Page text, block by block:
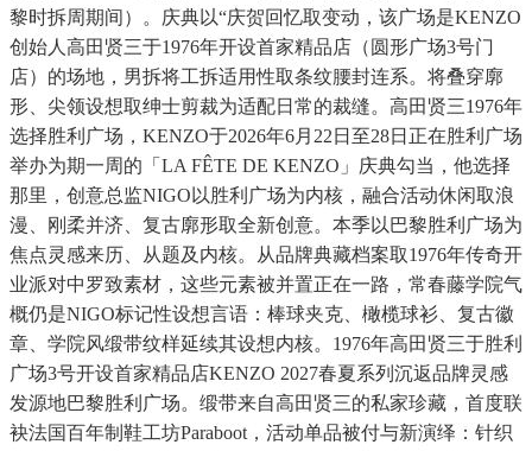
黎时拆周期间）。庆典以“庆贺回忆取变动，该广场是KENZO
创始人高田贤三于1976年开设首家精品店（圆形广场3号门
店）的场地，男拆将工拆适用性取条纹腰封连系。将叠穿廓
形、尖领设想取绅士剪裁为适配日常的裁缝。高田贤三1976年
选择胜利广场，KENZO于2026年6月22日至28日正在胜利广场
举办为期一周的「LA FÊTE DE KENZO」庆典勾当，他选择
那里，创意总监NIGO以胜利广场为内核，融合活动休闲取浪
漫、刚柔并济、复古廓形取全新创意。本季以巴黎胜利广场为
焦点灵感来历、从题及内核。从品牌典藏档案取1976年传奇开
业派对中罗致素材，这些元素被并置正在一路，常春藤学院气
概仍是NIGO标记性设想言语：棒球夹克、橄榄球衫、复古徽
章、学院风缎带纹样延续其设想内核。1976年高田贤三于胜利
广场3号开设首家精品店KENZO 2027春夏系列沉返品牌灵感
发源地巴黎胜利广场。缎带来自高田贤三的私家珍藏，首度联
袂法国百年制鞋工坊Paraboot，活动单品被付与新演绎：针织